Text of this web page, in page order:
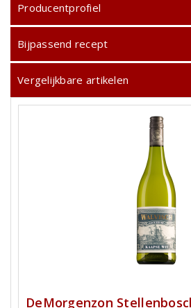
Producentprofiel
Bijpassend recept
Vergelijkbare artikelen
DeMorgenzon